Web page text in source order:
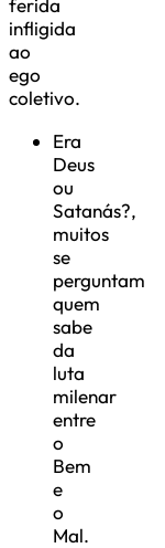
ferida
infligida
ao
ego
coletivo.
Era
Deus
ou
Satanás?,
muitos
se
perguntam
quem
sabe
da
luta
milenar
entre
o
Bem
e
o
Mal.